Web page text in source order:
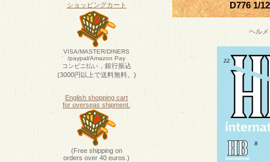
D776 1/
ヘル
ショッピングカート
VISA/MASTER/DINERS
/paypal/Amazon Pay
コンビニ払い，銀行振込
(3000円以上で送料無料。)
English shopping cart
for overseas shipment.
(Free shipping on
orders over 40 euros.)